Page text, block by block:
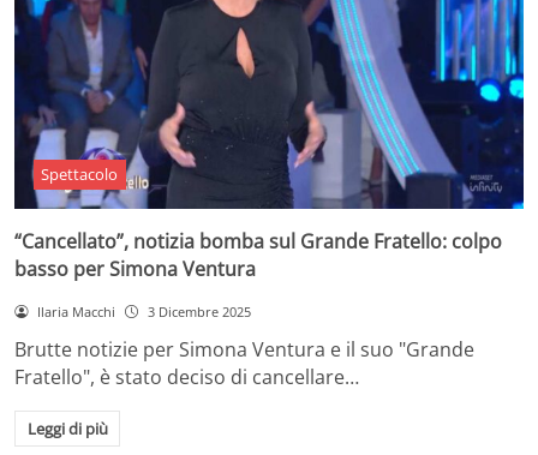
Spettacolo
“Cancellato”, notizia bomba sul Grande Fratello: colpo
basso per Simona Ventura
Ilaria Macchi 3 Dicembre 2025
Brutte notizie per Simona Ventura e il suo "Grande
Fratello", è stato deciso di cancellare…
Leggi di più